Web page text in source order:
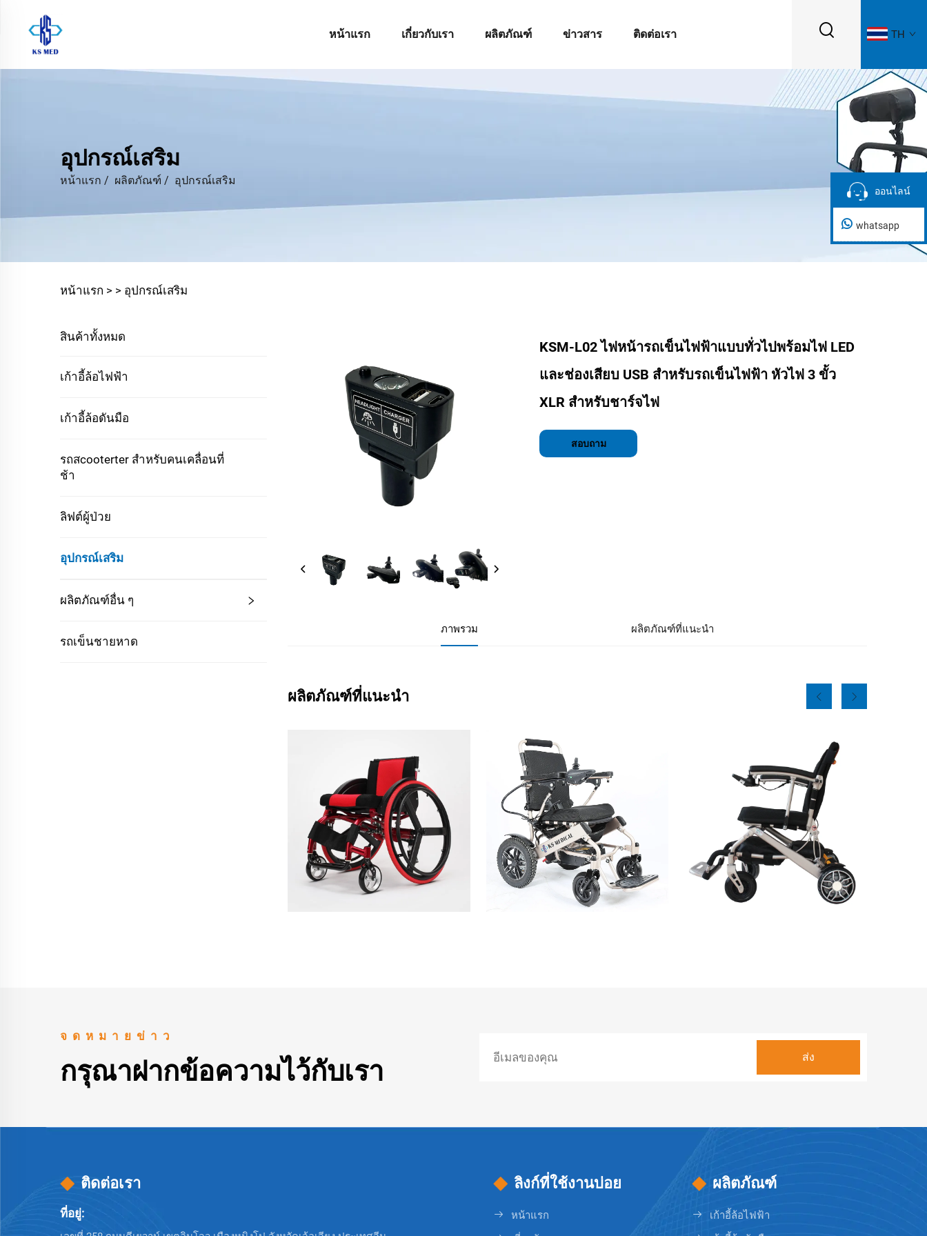
หน้าแรก เกี่ยวกับเรา ผลิตภัณฑ์ ข่าวสาร ติดต่อเรา TH
อุปกรณ์เสริม
หน้าแรก / ผลิตภัณฑ์ / อุปกรณ์เสริม
หน้าแรก > > อุปกรณ์เสริม
สินค้าทั้งหมด
เก้าอี้ล้อไฟฟ้า
เก้าอี้ล้อดันมือ
รถสcooterter สำหรับคนเคลื่อนที่
ช้า
ลิฟต์ผู้ป่วย
อุปกรณ์เสริม
ผลิตภัณฑ์อื่น ๆ
รถเข็นชายหาด
KSM-L02 ไฟหน้ารถเข็นไฟฟ้าแบบทั่วไปพร้อมไฟ LED
และช่องเสียบ USB สำหรับรถเข็นไฟฟ้า หัวไฟ 3 ขั้ว
XLR สำหรับชาร์จไฟ
สอบถาม
ภาพรวม ผลิตภัณฑ์ที่แนะนำ
ผลิตภัณฑ์ที่แนะนำ
ออนไลน์
ออนไลน์
whatsapp
จดหมายข่าว
กรุณาฝากข้อความไว้กับเรา
ติดต่อเรา
ที่อยู่:
ลิงก์ที่ใช้งานบ่อย
หน้าแรก
ผลิตภัณฑ์
เก้าอี้ล้อไฟฟ้า